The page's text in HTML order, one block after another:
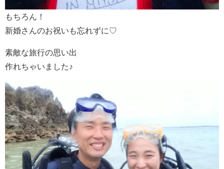
もちろん！
新婚さんのお祝いも忘れずに♡
素敵な旅行の思い出
作れちゃいました♪